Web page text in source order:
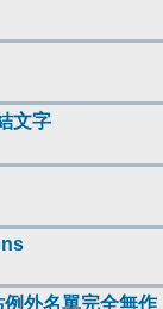
文字
外名單完全無作